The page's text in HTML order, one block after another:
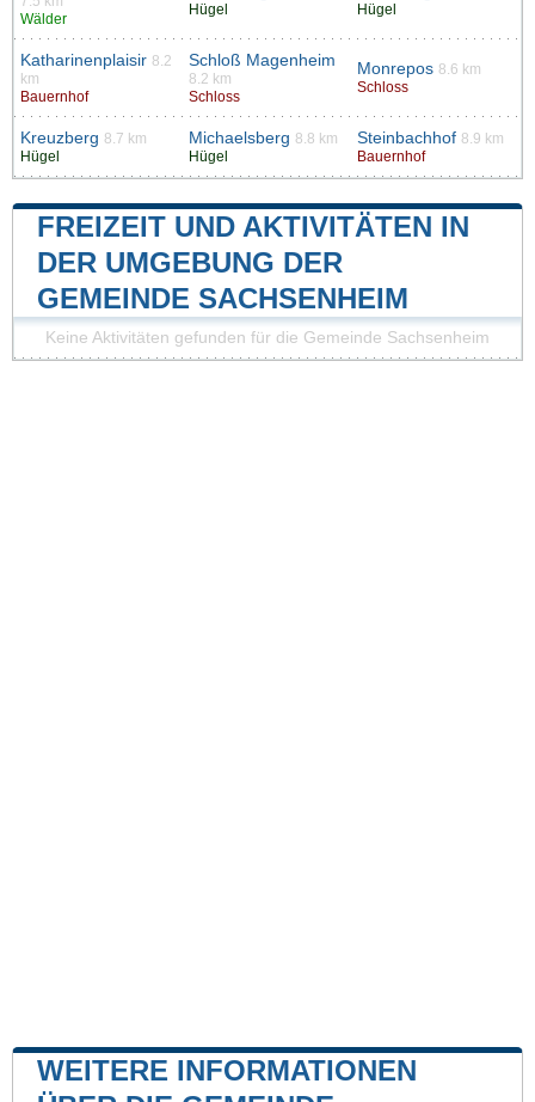
Wälder
Hügel
Hügel
Katharinenplaisir 8.2
km
Bauernhof
Schloß Magenheim
8.2 km
Schloss
Monrepos 8.6 km
Schloss
Kreuzberg 8.7 km
Hügel
Michaelsberg 8.8 km
Hügel
Steinbachhof 8.9 km
Bauernhof
FREIZEIT UND AKTIVITÄTEN IN
DER UMGEBUNG DER
GEMEINDE SACHSENHEIM
Keine Aktivitäten gefunden für die Gemeinde Sachsenheim
WEITERE INFORMATIONEN